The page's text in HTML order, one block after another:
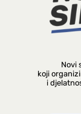
Novi
koji
i